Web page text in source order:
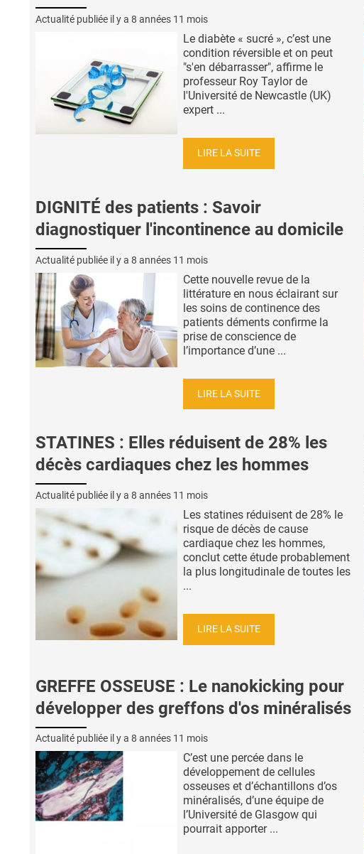
Actualité publiée il y a 8 années 11 mois
Le diabète « sucré », c’est une
condition réversible et on peut
"s'en débarrasser", affirme le
professeur Roy Taylor de
l'Université de Newcastle (UK)
expert ...
LIRE LA SUITE
DIGNITÉ des patients : Savoir
diagnostiquer l'incontinence au domicile
Actualité publiée il y a 8 années 11 mois
Cette nouvelle revue de la
littérature en nous éclairant sur
les soins de continence des
patients déments confirme la
prise de conscience de
l’importance d’une ...
LIRE LA SUITE
STATINES : Elles réduisent de 28% les
décès cardiaques chez les hommes
Actualité publiée il y a 8 années 11 mois
Les statines réduisent de 28% le
risque de décès de cause
cardiaque chez les hommes,
conclut cette étude probablement
la plus longitudinale de toutes les
...
LIRE LA SUITE
GREFFE OSSEUSE : Le nanokicking pour
développer des greffons d'os minéralisés
Actualité publiée il y a 8 années 11 mois
C’est une percée dans le
développement de cellules
osseuses et d’échantillons d’os
minéralisés, d’une équipe de
l’Université de Glasgow qui
pourrait apporter ...